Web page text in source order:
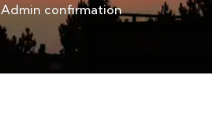
Admin confirmation